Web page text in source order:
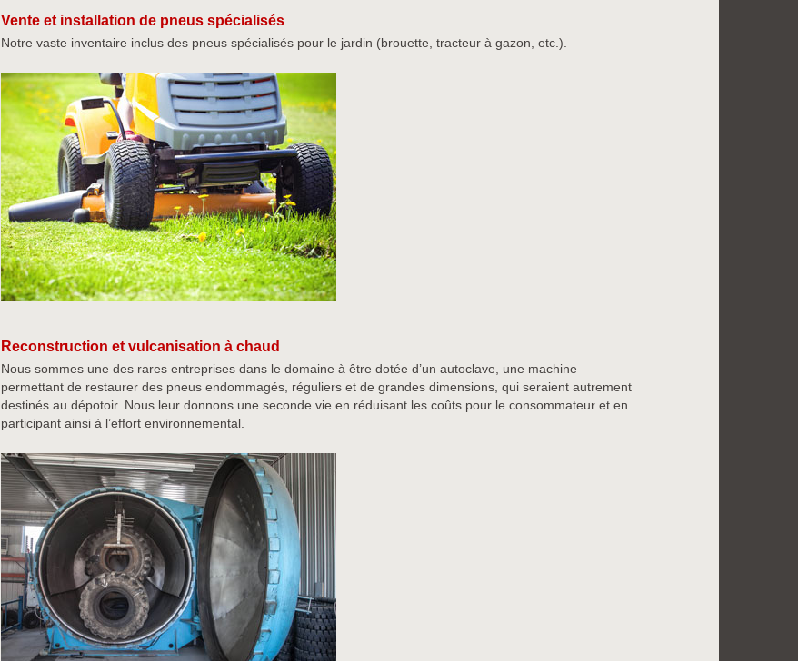
Vente et installation de pneus spécialisés
Notre vaste inventaire inclus des pneus spécialisés pour le jardin (brouette, tracteur à gazon, etc.).
Reconstruction et vulcanisation à chaud
Nous sommes une des rares entreprises dans le domaine à être dotée d’un autoclave, une machine
permettant de restaurer des pneus endommagés, réguliers et de grandes dimensions, qui seraient autrement
destinés au dépotoir. Nous leur donnons une seconde vie en réduisant les coûts pour le consommateur et en
participant ainsi à l’effort environnemental.